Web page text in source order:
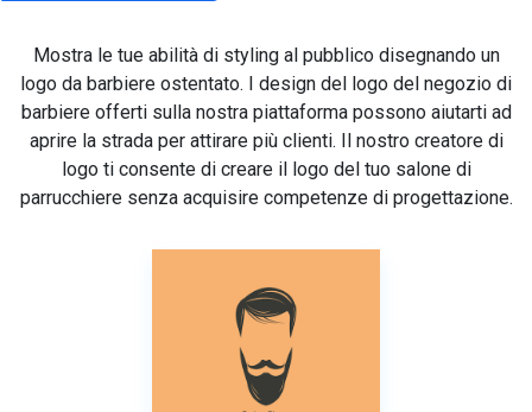
Mostra le tue abilità di styling al pubblico disegnando un
logo da barbiere ostentato. I design del logo del negozio di
barbiere offerti sulla nostra piattaforma possono aiutarti ad
aprire la strada per attirare più clienti. Il nostro creatore di
logo ti consente di creare il logo del tuo salone di
parrucchiere senza acquisire competenze di progettazione.